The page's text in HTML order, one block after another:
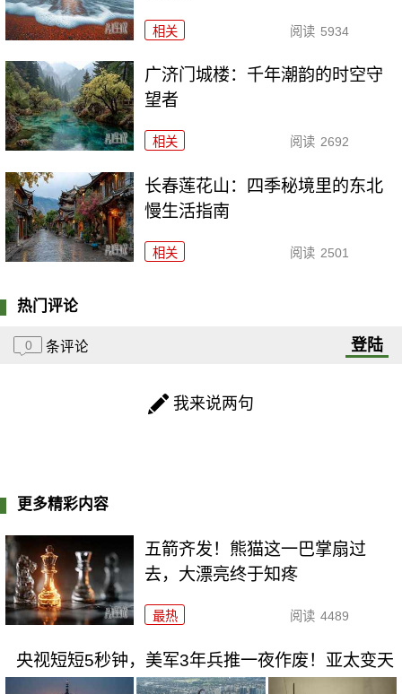
相关 阅读 5934
广济门城楼：千年潮韵的时空守
望者
相关 阅读 2692
长春莲花山：四季秘境里的东北
慢生活指南
相关 阅读 2501
热门评论
0 条评论 登陆
我来说两句
更多精彩内容
五箭齐发！熊猫这一巴掌扇过
去，大漂亮终于知疼
最热 阅读 4489
央视短短5秒钟，美军3年兵推一夜作废！亚太变天